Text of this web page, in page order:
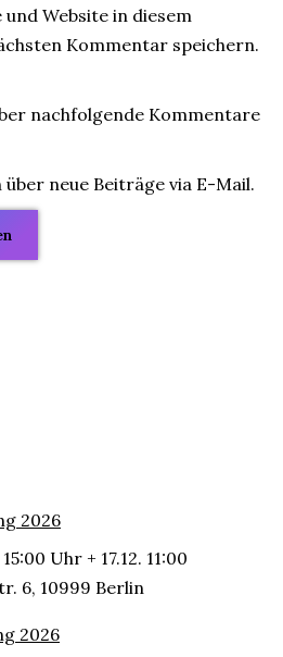
Website in diesem
Kommentar speichern.
nachfolgende Kommentare
neue Beiträge via E-Mail.
2026
Uhr + 17.12. 11:00
6, 10999 Berlin
2026